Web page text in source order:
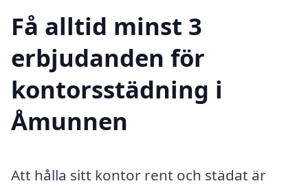
Få alltid minst 3
erbjudanden för
kontorsstädning i
Åmunnen
Att hålla sitt kontor rent och städat är